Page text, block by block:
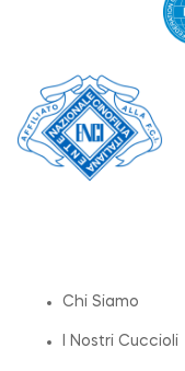
Chi Siamo
I Nostri Cuccioli